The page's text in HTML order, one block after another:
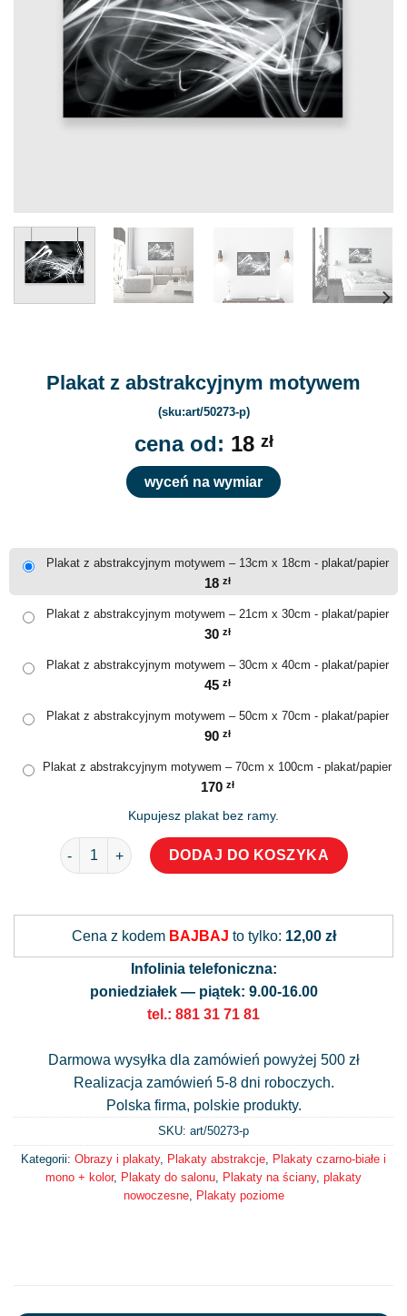
Plakat z abstrakcyjnym motywem
(sku:art/50273-p)
cena od: 18 zł
wyceń na wymiar
Plakat z abstrakcyjnym motywem – 13cm x 18cm - plakat/papier
18 zł
Plakat z abstrakcyjnym motywem – 21cm x 30cm - plakat/papier
30 zł
Plakat z abstrakcyjnym motywem – 30cm x 40cm - plakat/papier
45 zł
Plakat z abstrakcyjnym motywem – 50cm x 70cm - plakat/papier
90 zł
Plakat z abstrakcyjnym motywem – 70cm x 100cm - plakat/papier
170 zł
Kupujesz plakat bez ramy.
ilość Plakat z abstrakcyjnym motywem
DODAJ DO KOSZYKA
Cena z kodem BAJBAJ to tylko: 12,00 zł
Infolinia telefoniczna:
poniedziałek — piątek: 9.00-16.00
tel.: 881 31 71 81
Darmowa wysyłka dla zamówień powyżej 500 zł
Realizacja zamówień 5-8 dni roboczych.
Polska firma, polskie produkty.
SKU: art/50273-p
Kategorii: Obrazy i plakaty, Plakaty abstrakcje
Plakaty czarno-białe i
mono + kolor, Plakaty do salonu Plakaty na ściany, plakaty
nowoczesne, Plakaty poziome